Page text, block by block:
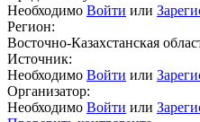
Необходимо Войти или
Регион:
Восточно-Казахстанская
Источник:
Необходимо Войти или
Организатор:
Необходимо Войти или